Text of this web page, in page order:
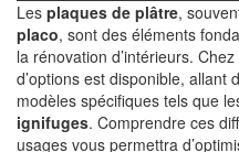
Les plaques de plâtre,
placo, sont des éléments
la rénovation d’intérieurs. Chez
d’options est disponible, allant
modèles spécifiques tels que
ignifuges. Comprendre ces
usages vous permettra